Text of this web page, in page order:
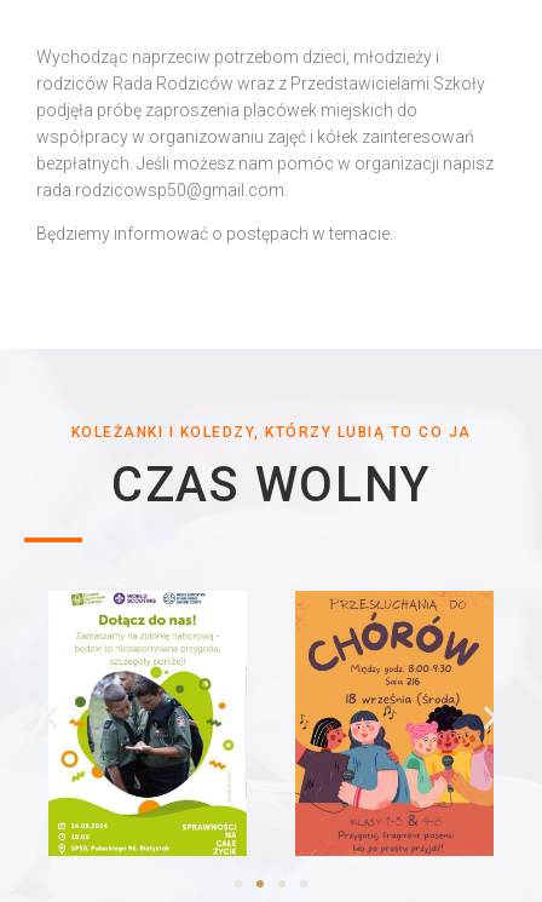
Wychodząc naprzeciw potrzebom dzieci, młodzieży i
rodziców Rada Rodziców wraz z Przedstawicielami Szkoły
podjęła próbę zaproszenia placówek miejskich do
współpracy w organizowaniu zajęć i kółek zainteresowań
bezpłatnych. Jeśli możesz nam pomóc w organizacji napisz
rada.rodzicowsp50@gmail.com.
Będziemy informować o postępach w temacie.
KOLEŻANKI I KOLEDZY, KTÓRZY LUBIĄ TO CO JA
CZAS WOLNY